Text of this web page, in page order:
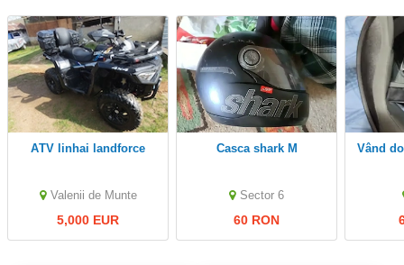
ATV linhai landforce
Valenii de Munte
5,000 EUR
casca shark M
Sector 6
60 RON
vând